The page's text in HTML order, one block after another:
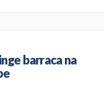
barraca na